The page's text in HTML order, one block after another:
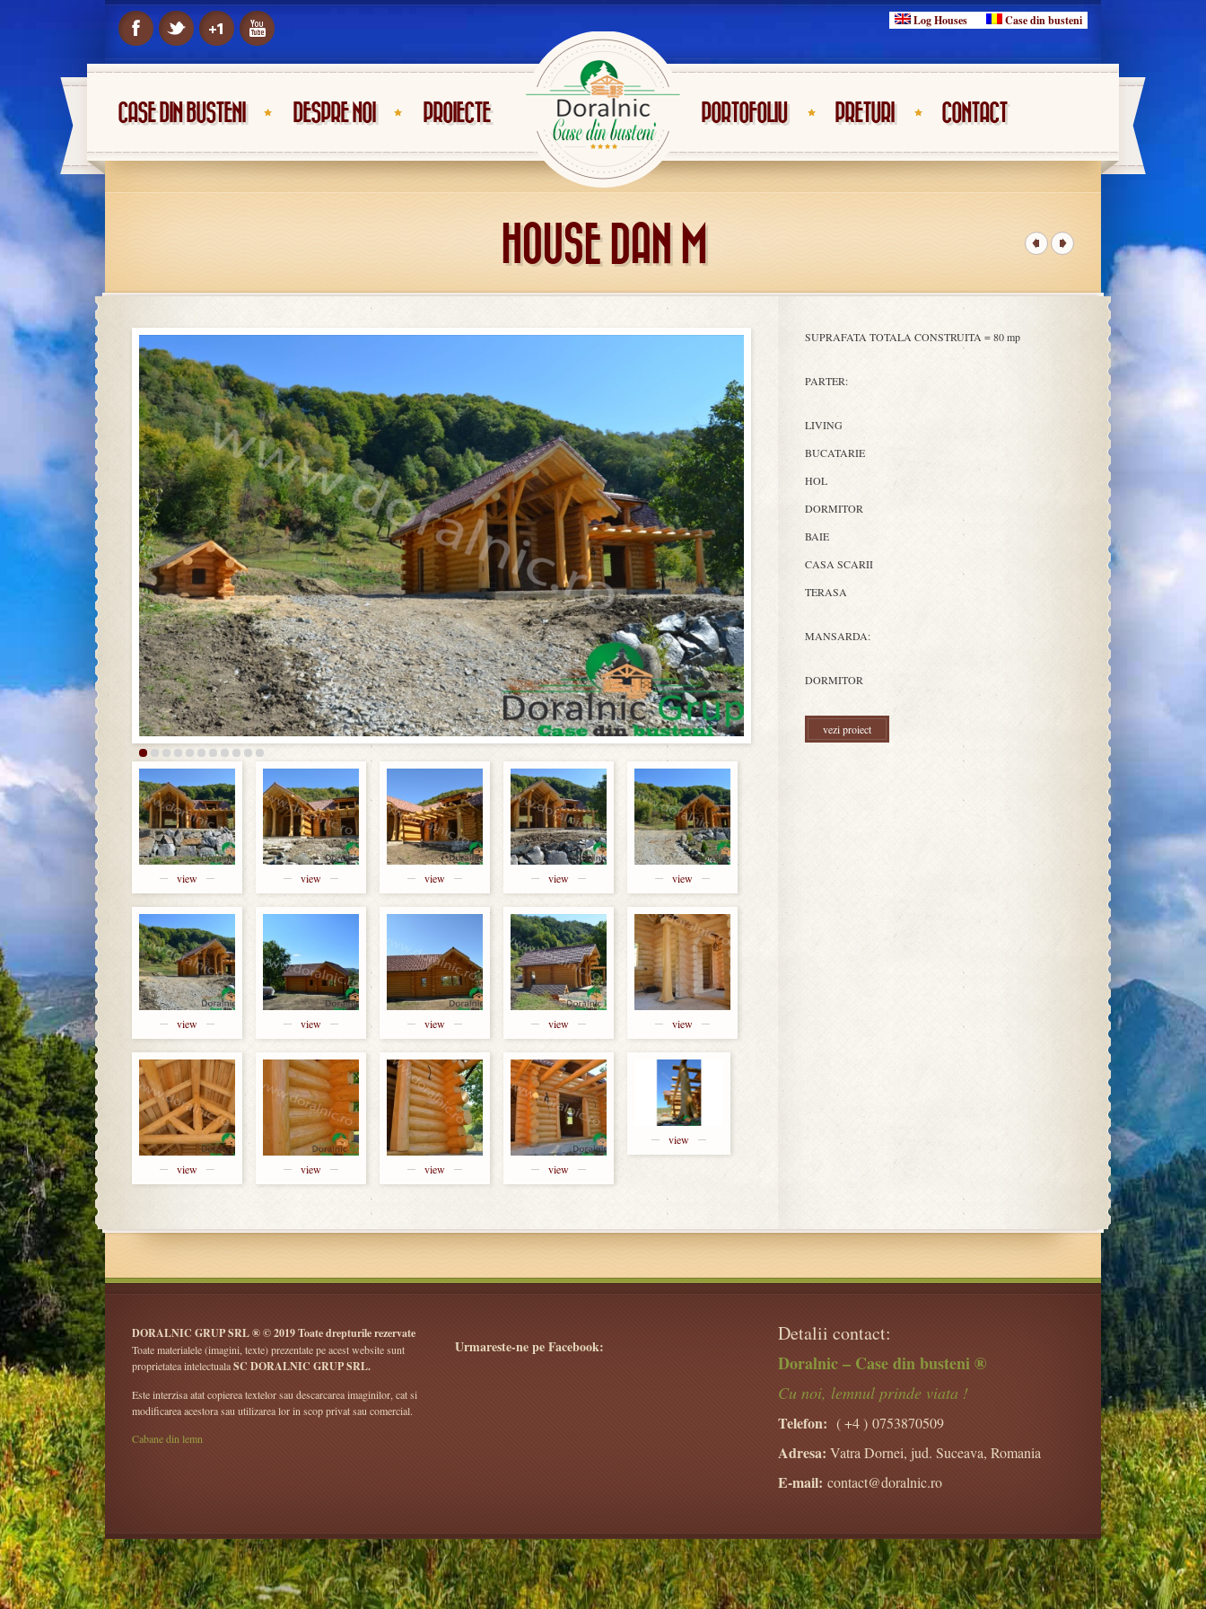
Log Houses Case din busteni
CASE DIN BUSTENI DESPRE NOI PROIECTE PORTOFOLIU PRETURI CONTACT
HOUSE DAN M
view view view view view
view view view view view
view view view view
view
SUPRAFATA TOTALA CONSTRUITA = 80 mp
PARTER:
LIVING
BUCATARIE
HOL
DORMITOR
BAIE
CASA SCARII
TERASA
MANSARDA:
DORMITOR
vezi proiect
DORALNIC GRUP SRL ® © 2019 Toate drepturile rezervate
Toate materialele (imagini, texte) prezentate pe acest website sunt
proprietatea intelectualaSC DORALNIC GRUP SRL.
Este interzisa atat copierea textelor sau descarcarea imaginilor, cat si
modificarea acestora sau utilizarea lor in scop privat sau comercial.
Cabane din lemn
Urmareste-ne pe Facebook:
Detalii contact:
Doralnic – Case din busteni ®
Cu noi, lemnul prinde viata !
Telefon: ( +4 ) 0753870509
Adresa: Vatra Dornei, jud. Suceava, Romania
E-mail: contact@doralnic.ro